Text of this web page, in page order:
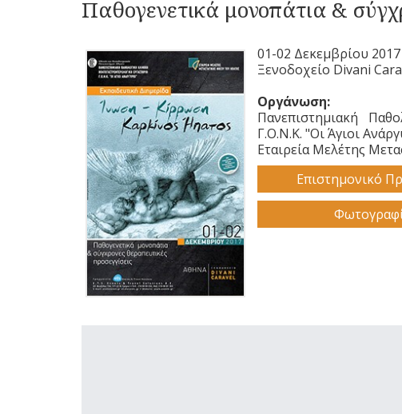
Παθογενετικά μονοπάτια &
01-02 Δεκεμβρίου 2017
Ξενοδοχείο Divani
Οργάνωση:
Πανεπιστημιακή
Γ.Ο.Ν.Κ. "Οι Άγιοι
Εταιρεία Μελέτης
Επιστημονικό